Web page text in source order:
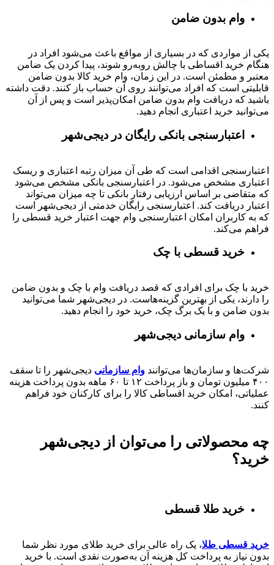
وام بدون ضامن
یکی از مواردی که در بسیاری از مواقع باعث می‌شود افراد در
هنگام خرید اقساطی با چالش روبه‌رو شوند، پیدا کردن یک ضامن
معتبر و مطمئن است. در این زمان، وام خرید کالا بدون ضامن
قابلیتی است که افراد می‌توانند روی آن حساب باز کنند. دقت داشته
باشید که دریافت وام بدون ضامن امکان‌پذیر است و پس از آن
می‌توانید خرید اعتباری انجام دهید.
اعتبارسنجی بانکی رایگان در دیجی‌شهر
اعتبارسنجی اقدامی است که طی آن میزان رتبه اعتباری و ریسک
اعتباری مشخص می‌شود. در اعتبارسنجی بانکی مشخص می‌شود
که متقاضی بر اساس ارزیابی رفتار بانکی تا چه میزان می‌تواند
اعتبار دریافت کند. اعتبارسنجی رایگان خدمتی از دیجی‌شهر است
که به کاربران امکان اعتبارسنجی وام جهت اعتبار خرید قسطی را
فراهم می‌کند.
خرید قسطی با چک
خرید با چک برای افرادی که قصد دریافت وام با چک و بدون ضامن
را دارند، یکی از بهترین گزینه‌هاست. در دیجی‌شهر شما می‌توانید
بدون ضامن و با یک برگ چک، خرید خود را انجام دهید.
وام سازمانی دیجی‌شهر
شرکت‌ها و سازمان‌ها می‌توانند وام سازمانی دیجی‌شهر را تا سقف
۴۰۰ میلیون تومان و باز پرداخت ۱۲ تا ۶۰
ماهه بدون پرداخت هزینه
عملیاتی، امکان خرید اقساطی کالا را برای کارکنان خود فراهم
کنند.
چه محصولاتی را می‌توان از دیجی‌شهر
خرید؟
خرید طلا قسطی
خرید قسطی طلا، یک راه عالی برای خرید طلای مورد نظر شما
بدون نیاز به پرداخت کل هزینه آن به‌صورت نقدی است. با خرید